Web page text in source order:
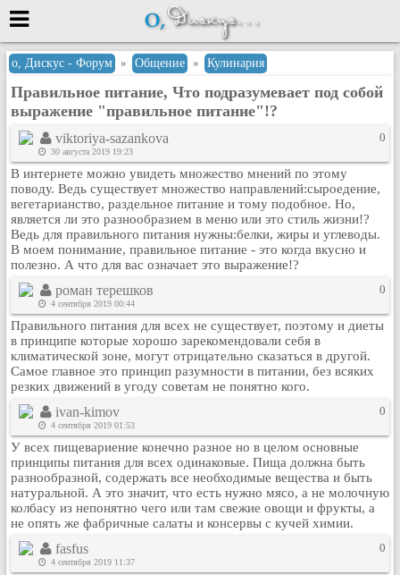
Меню
или войти через
Вход с 7ooo.ru
Регистрация
Забыли пароль?
Данные авторизации одинаковые с
сайтом 7ooo.ru
Форумы
Главная
Поиск
Новые сообщения
Беседы
Игры
Кулинария
Физкультура и спорт
Видео и Кино
Авто. Мото.
Космос
Домашние питомцы
Медицина
о, Дискус - Форум » Общение » Кулинария
Правильное питание, Что подразумевает под собой
выражение "правильное питание"!?
viktoriya-sazankova
30 августа 2019 19:23
0
В интернете можно увидеть множество мнений по этому
поводу. Ведь существует множество направлений:сыроедение,
вегетарианство, раздельное питание и тому подобное. Но,
является ли это разнообразием в меню или это стиль жизни!?
Ведь для правильного питания нужны:белки, жиры и углеводы.
В моем понимание, правильное питание - это когда вкусно и
полезно. А что для вас означает это выражение!?
роман терешков
4 сентября 2019 00:44
0
Правильного питания для всех не существует, поэтому и диеты
в принципе которые хорошо зарекомендовали себя в
климатической зоне, могут отрицательно сказаться в другой.
Самое главное это принцип разумности в питании, без всяких
резких движений в угоду советам не понятно кого.
ivan-kimov
4 сентября 2019 01:53
0
У всех пищевариение конечно разное но в целом основные
принципы питания для всех одинаковые. Пища должна быть
разнообразной, содержать все необходимые вещества и быть
натуральной. А это значит, что есть нужно мясо, а не молочную
колбасу из непонятно чего или там свежие овощи и фрукты, а
не опять же фабричные салаты и консервы с кучей химии.
fasfus
4 сентября 2019 11:37
0